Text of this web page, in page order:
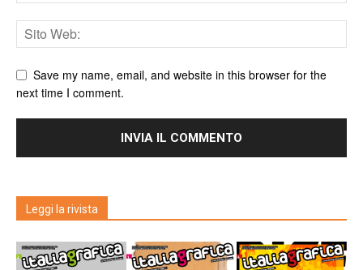
Save my name, email, and website in this browser for the
next time I comment.
Leggi la rivista